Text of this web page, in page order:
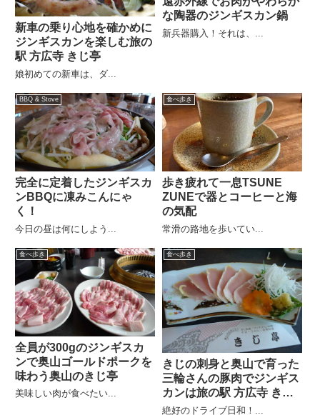
新車の乗り心地を確かめに
ジンギスカンを楽しむ旅の
駅 方広寺 きじ亭
娘初めての新車は、ダ...
な陶器のジンギスカン鍋
新兵器購入！それは、...
BBQ & Stove
完全に定着したジンギスカ
ンBBQに凍みこんにゃ
く！
今日の昼は何にしよう...
食べ歩き
歩き疲れて一息TSUNE
ZUNEで器とコーヒーと海
の気配
常滑の路地を歩いてい...
食べ歩き
全員が300gのジンギスカ
ンで奥山ゴールドポークを
味わう奥山のきじ亭
美味しい肉が食べたい...
食べ歩き
きじの刺身と奥山で育った
三輪さんの豚肉でジンギス
カンは旅の駅 方広寺 きじ
亭
絶好のドライブ日和！...